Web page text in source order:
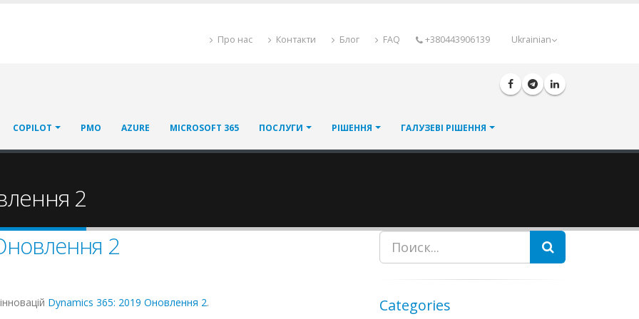
Ukrainian
Про нас Контакти Блог FAQ +380443906139
COPILOT PMO AZURE MICROSOFT 365 ПОСЛУГИ РІШЕННЯ ГАЛУЗЕВІ РІШЕННЯ
2
2
Dynamics 365: 2019 Оновлення 2.
Пошук
Categories